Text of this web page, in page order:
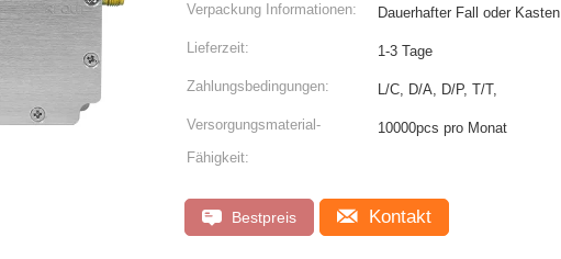
Verpackung Informationen: Dauerhafter Fall oder Kasten
Lieferzeit: 1-3 Tage
Zahlungsbedingungen: L/C, D/A, D/P, T/T,
Versorgungsmaterial-
Fähigkeit:
10000pcs pro Monat
Bestpreis Kontakt